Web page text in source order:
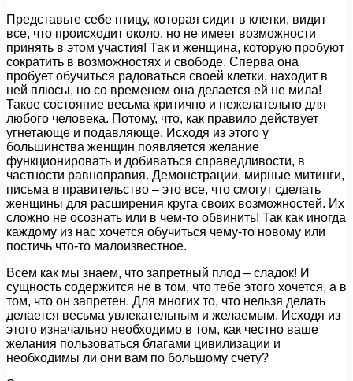
Представьте себе птицу, которая сидит в клетки, видит
все, что происходит около, но не имеет возможности
принять в этом участия! Так и женщина, которую пробуют
сократить в возможностях и свободе. Сперва она
пробует обучиться радоваться своей клетки, находит в
ней плюсы, но со временем она делается ей не мила!
Такое состояние весьма критично и нежелательно для
любого человека. Потому, что, как правило действует
угнетающе и подавляюще. Исходя из этого у
большинства женщин появляется желание
функционировать и добиваться справедливости, в
частности равноправия. Демонстрации, мирные митинги,
письма в правительство – это все, что смогут сделать
женщины для расширения круга своих возможностей. Их
сложно не осознать или в чем-то обвинить! Так как иногда
каждому из нас хочется обучиться чему-то новому или
постичь что-то малоизвестное.
Всем как мы знаем, что запретный плод – сладок! И
сущность содержится не в том, что тебе этого хочется, а в
том, что он запретен. Для многих то, что нельзя делать
делается весьма увлекательным и желаемым. Исходя из
этого изначально необходимо в том, как честно ваше
желания пользоваться благами цивилизации и
необходимы ли они вам по большому счету?